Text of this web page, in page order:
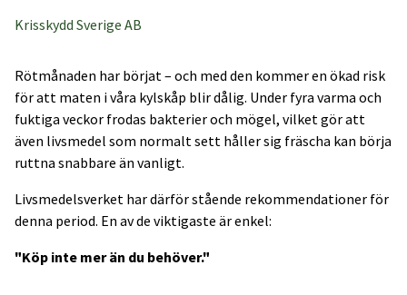
Krisskydd Sverige AB
Rötmånaden har börjat – och med den kommer en ökad risk
för att maten i våra kylskåp blir dålig. Under fyra varma och
fuktiga veckor frodas bakterier och mögel, vilket gör att
även livsmedel som normalt sett håller sig fräscha kan börja
ruttna snabbare än vanligt.
Livsmedelsverket har därför stående rekommendationer för
denna period. En av de viktigaste är enkel:
"Köp inte mer än du behöver."